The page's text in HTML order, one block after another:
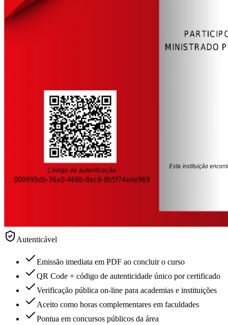
Autenticável
Emissão imediata em PDF ao concluir o curso
QR Code + código de autenticidade único por certificado
Verificação pública on-line para academias e instituições
Aceito como horas complementares em faculdades
Pontua em concursos públicos da área